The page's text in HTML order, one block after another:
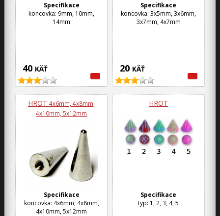
40 KÄŤ
Specifikace
koncovka: 9mm, 10mm,
14mm
20 KÄŤ
Specifikace
koncovka: 3x5mm, 3x6mm,
3x7mm, 4x7mm
HROT4x6mm, 4x8mm,
4x10mm, 5x12mm
Specifikace
koncovka: 4x6mm, 4x8mm,
4x10mm, 5x12mm
HROT
Specifikace
typ: 1, 2, 3, 4, 5